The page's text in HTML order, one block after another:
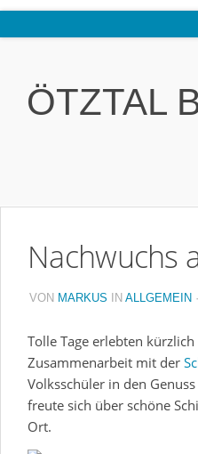
Ötztal
Interviews
Kostenloser
Datenschutzerklärung
ÖTZTAL
Nachwuchs
VON MARKUS IN ALLGEMEIN ·
Tolle Tage erlebten
Zusammenarbeit mit der
Volksschüler in den
freute sich über schöne
Ort.